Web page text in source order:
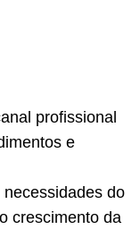
profissional
e
do
crescimento da